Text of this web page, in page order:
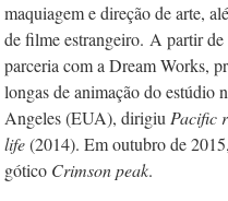
maquiagem e direção de arte,
de filme estrangeiro. A partir
parceria com a Dream Works,
longas de animação do estúdio
Angeles (EUA), dirigiu Pacific
life(2014). Em outubro de
gótico Crimson peak.